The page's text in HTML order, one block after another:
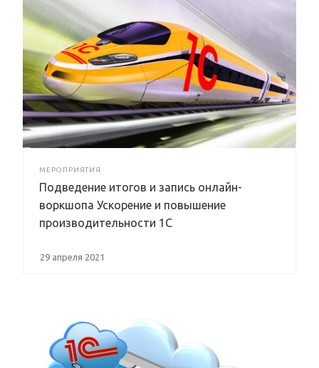
МЕРОПРИЯТИЯ
Подведение итогов и запись онлайн-
воркшопа Ускорение и повышение
производительности 1С
29 апреля 2021